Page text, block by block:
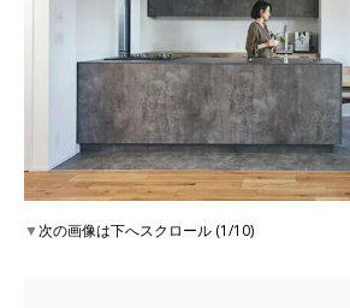
▼次の画像は下へスクロール (1/10)